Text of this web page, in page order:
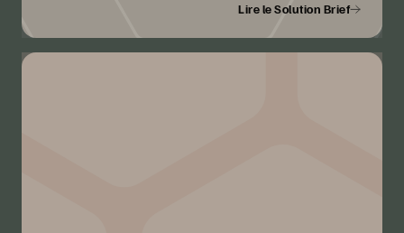
Lire le Solution Brief